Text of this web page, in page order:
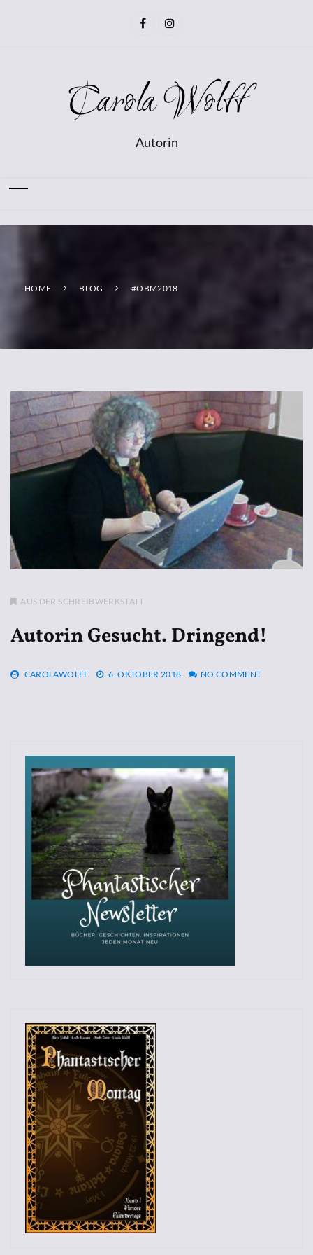
Carola Wolff
Autorin
HOME BLOG #OBM2018
AUS DER SCHREIBWERKSTATT
Autorin Gesucht. Dringend!
CAROLAWOLFF 6. OKTOBER 2018 NO COMMENT